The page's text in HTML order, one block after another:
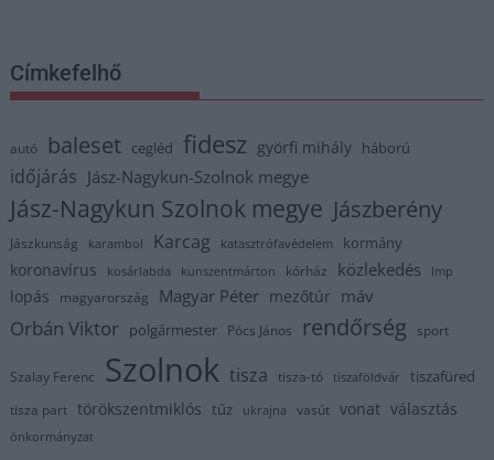
Címkefelhő
autó baleset cegléd fidesz györfi mihály háború
időjárás Jász-Nagykun-Szolnok megye
Jász-Nagykun Szolnok megye Jászberény
Jászkunság karambol Karcag katasztrófavédelem kormány
koronavírus kosárlabda kunszentmárton kórház közlekedés lmp
lopás magyarország Magyar Péter mezőtúr máv
Orbán Viktor polgármester Pócs János rendőrség sport
Szalay Ferenc Szolnok tisza tisza-tó tiszaföldvár tiszafüred
tisza part törökszentmiklós tűz ukrajna vasút vonat választás
önkormányzat